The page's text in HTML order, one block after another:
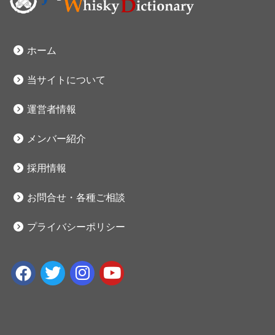
ホーム
当サイトについて
運営者情報
メンバー紹介
採用情報
お問合せ・各種ご相談
プライバシーポリシー